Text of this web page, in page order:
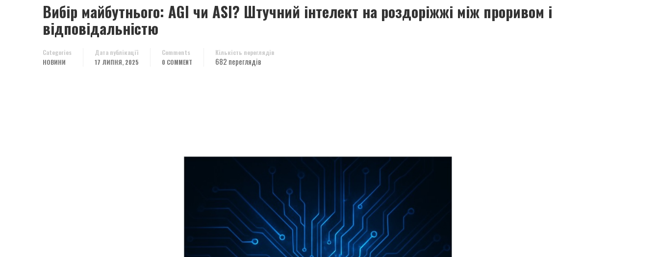
Вибір майбутнього: AGI чи ASI? Штучний інтелект на роздоріжжі між проривом і
відповідальністю
Categories
НОВИНИ
Дата публікації
17 ЛИПНЯ, 2025
Comments
0 COMMENT
Кількість переглядів
682 переглядів